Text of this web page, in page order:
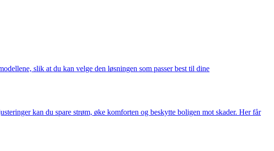
slik at du kan velge den løsningen som passer best til dine
kan du spare strøm, øke komforten og beskytte boligen mot skader. Her får